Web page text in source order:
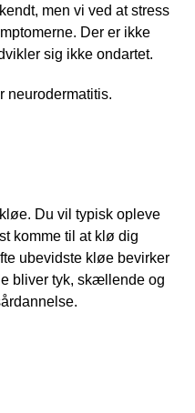
men vi ved at stress
Der er ikke
sig ikke ondartet.
neurodermatitis.
Du vil typisk opleve
komme til at klø dig
ubevidste kløe bevirker
bliver tyk, skællende og